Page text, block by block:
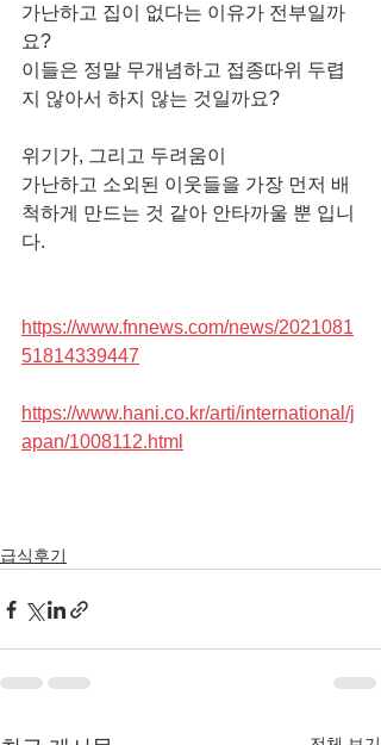
가난하고 집이 없다는 이유가 전부일까
요?
이들은 정말 무개념하고 접종따위 두렵
지 않아서 하지 않는 것일까요?
위기가, 그리고 두려움이
가난하고 소외된 이웃들을 가장 먼저 배
척하게 만드는 것 같아 안타까울 뿐 입니
다.
https://www.fnnews.com/news/2021081
51814339447
https://www.hani.co.kr/arti/international/j
apan/1008112.html
급식후기